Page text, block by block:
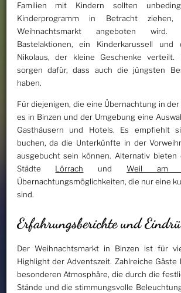
Familien mit Kindern sollten
Kinderprogramm in Betracht
Weihnachtsmarkt angeboten wird.
Bastelaktionen, ein Kinderkarussell
Nikolaus, der kleine Geschenke verteilt.
sorgen dafür, dass auch die jüngsten
haben.
Für diejenigen, die eine Übernachtung in
es in Binzen und der Umgebung eine
Gasthäusern und Hotels. Es empfiehlt
buchen, da die Unterkünfte in der
ausgebucht sein können. Alternativ bieten
Städte Lörrach und Weil am
Übernachtungsmöglichkeiten, die nur eine
sind.
Erfahrungsberichte und
Der Weihnachtsmarkt in Binzen ist für
Highlight der Adventszeit. Zahlreiche
besonderen Atmosphäre, die durch die
Stände und die stimmungsvolle